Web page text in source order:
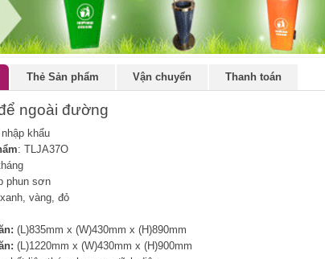
Thẻ Sản phẩm Vận chuyển Thanh toán
ngoài đường
khẩu
: TLJA37O
phun sơn
vàng, đỏ
(L)835mm x (W)430mm x (H)890mm
(L)1220mm x (W)430mm x (H)900mm